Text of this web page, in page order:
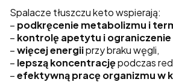
Spalacze tłuszczu keto wspierają:
– podkręcenie metabolizmu i
– kontrolę apetytu i
–więcej energiiprzy braku węgli,
– lepszą koncentracjępodczas
–efektywną pracę organizmu w